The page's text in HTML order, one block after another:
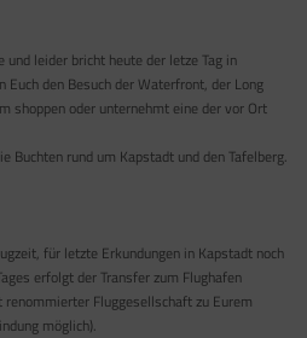
und leider bricht heute der letze Tag in
den Besuch der Waterfront, der Long
shoppen oder unternehmt eine der vor Ort
Buchten rund um Kapstadt und den Tafelberg.
für letzte Erkundungen in Kapstadt noch
erfolgt der Transfer zum Flughafen
Fluggesellschaft zu Eurem
möglich).